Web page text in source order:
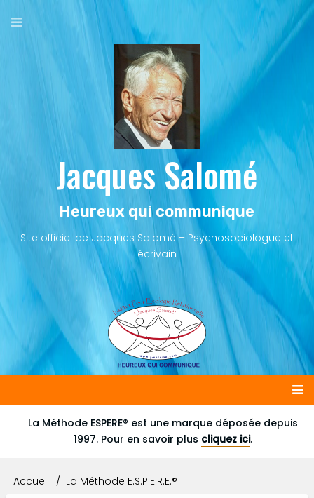
au
Jacques Salomé
Heureux qui communique
Site officiel de Jacques Salomé – Psychosociologue et
écrivain
Main
navigation
La Méthode ESPERE® est une marque déposée depuis
1997. Pour en savoir plus cliquez ici.
FilAccueil La Méthode E.S.P.E.R.E.®